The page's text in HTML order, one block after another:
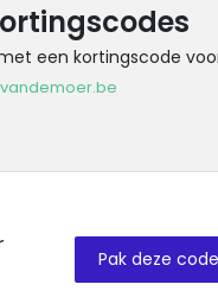
een kortingscode
Pak deze code